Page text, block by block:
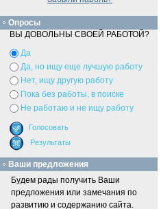
Опросы
ВЫ ДОВОЛЬНЫ СВОЕЙ РАБОТОЙ?
Да
Да, но ищу еще лучшую работу
Нет, ищу другую работу
Пока без работы, в поиске
Не работаю и не ищу работу
Ваши предложения
Будем рады получить Ваши
предложения или замечания по
развитию и содержанию сайта.